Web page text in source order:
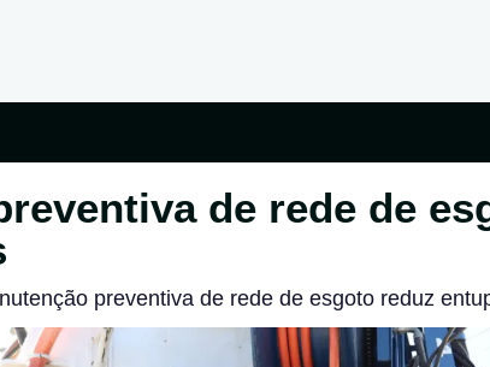
de rede de
preventiva de rede de esgoto reduz